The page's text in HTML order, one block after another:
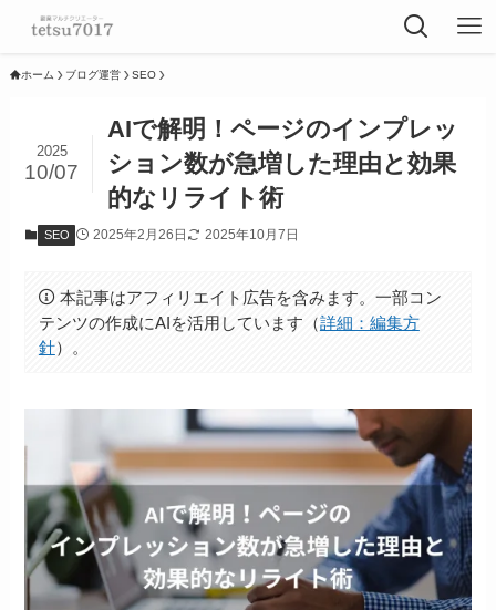
ホーム ブログ運営 SEO
AIで解明！ページのインプレッ
ション数が急増した理由と効果
的なリライト術
2025
10/07
SEO 2025年2月26日 2025年10月7日
本記事はアフィリエイト広告を含みます。一部コン
テンツの作成にAIを活用しています（詳細：編集方
針）。